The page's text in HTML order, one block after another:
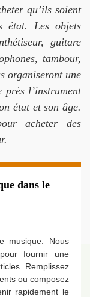
qu’ils soient
état. Les objets
guitare
tambour,
organiseront une
près l’instrument
état et son âge.
acheter des
dans le
musique. Nous
fournir une
Remplissez
ou composez
rapidement le